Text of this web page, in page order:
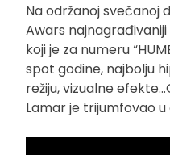
Na održanoj svečanoj
Awars
koji je za numeru
spot godine, najbolju
režiju, vizualne
Lamar je trijumfovao